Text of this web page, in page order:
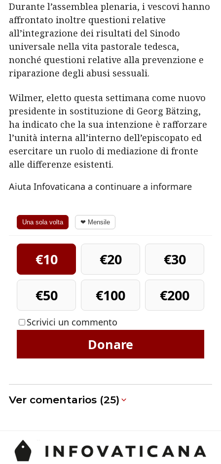
Durante l’assemblea plenaria, i vescovi hanno
affrontato inoltre questioni relative
all’integrazione dei risultati del Sinodo
universale nella vita pastorale tedesca,
nonché questioni relative alla prevenzione e
riparazione degli abusi sessuali.
Wilmer, eletto questa settimana come nuovo
presidente in sostituzione di Georg Bätzing,
ha indicato che la sua intenzione è rafforzare
l’unità interna all’interno dell’episcopato ed
esercitare un ruolo di mediazione di fronte
alle differenze esistenti.
Aiuta Infovaticana a continuare a informare
Una sola volta ❤ Mensile
€10 €20
€30
€50
€100 €200
Scrivici un commento
Donare
Ver comentarios (25)